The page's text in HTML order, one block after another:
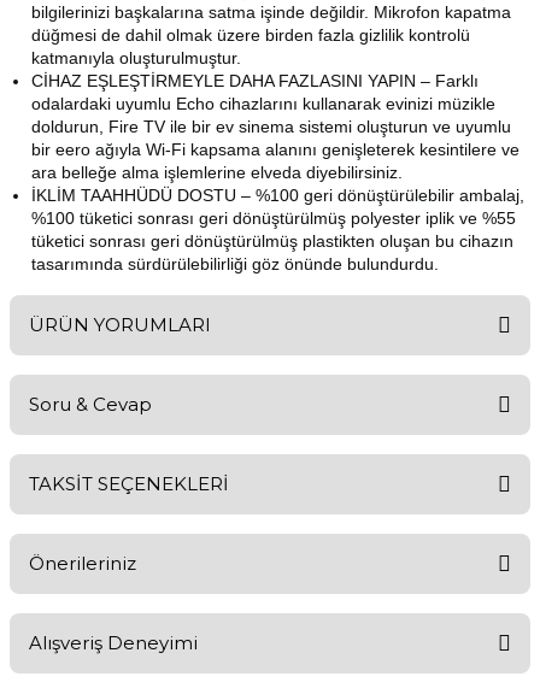
bilgilerinizi başkalarına satma işinde değildir. Mikrofon kapatma
düğmesi de dahil olmak üzere birden fazla gizlilik kontrolü
katmanıyla oluşturulmuştur.
CİHAZ EŞLEŞTİRMEYLE DAHA FAZLASINI YAPIN – Farklı
odalardaki uyumlu Echo cihazlarını kullanarak evinizi müzikle
doldurun, Fire TV ile bir ev sinema sistemi oluşturun ve uyumlu
bir eero ağıyla Wi-Fi kapsama alanını genişleterek kesintilere ve
ara belleğe alma işlemlerine elveda diyebilirsiniz.
İKLİM TAAHHÜDÜ DOSTU – %100 geri dönüştürülebilir ambalaj,
%100 tüketici sonrası geri dönüştürülmüş polyester iplik ve %55
tüketici sonrası geri dönüştürülmüş plastikten oluşan bu cihazın
tasarımında sürdürülebilirliği göz önünde bulundurdu.
ÜRÜN YORUMLARI
Soru & Cevap
TAKSİT SEÇENEKLERİ
Önerileriniz
Bu ürünün fiyat bilgisi, resim, ürün açıklamalarında ve diğer
konularda yetersiz gördüğünüz noktaları öneri formunu kullanarak
tarafımıza iletebilirsiniz.
Alışveriş Deneyimi